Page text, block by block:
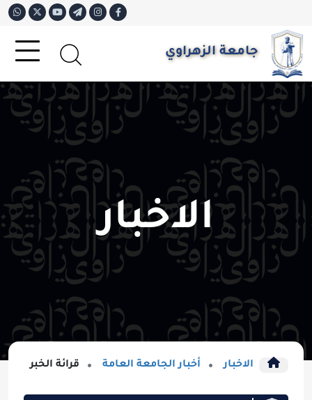
جامعة الزهراوي
الاخبار
الاخبار أخبار الجامعة العامة قرائة الخبر